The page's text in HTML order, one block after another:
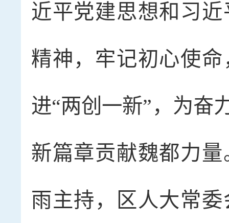
近平党建思想和习
精神，牢记初心使
进“两创一新”，为奋
新篇章贡献魏都力
雨主持，区人大常